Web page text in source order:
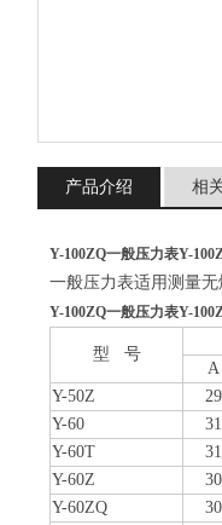
产品介绍 相
Y-100ZQ一般压力表Y-
一般压力表适用测量
Y-100ZQ一般压力表Y-
型 号
A
Y-50Z
29
Y-60
31
Y-60T
31
Y-60Z
30
Y-60ZQ
30